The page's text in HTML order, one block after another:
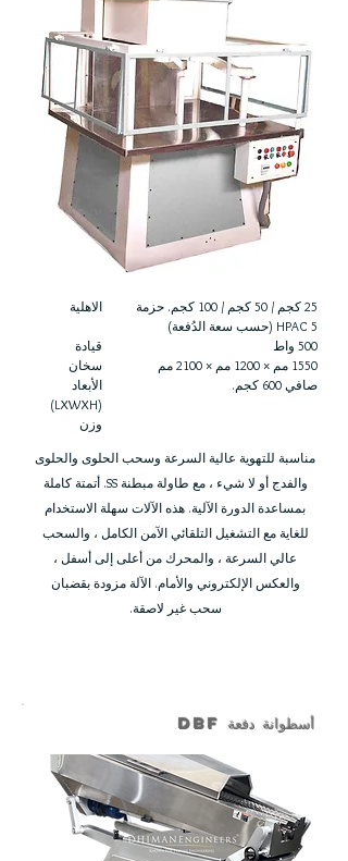
الاهلية
قيادة
سخان
الأبعاد
(LXWXH)
وزن
25 كجم / 50 كجم / 100 كجم. حزمة
5 HPAC (حسب سعة الدُفعة)
500 واط
1550 مم × 1200 مم × 2100 مم
صافي 600 كجم.
مناسبة للتهوية عالية السرعة وسحب الحلوى والحلوى
والفدج أو لا شيء ، مع طاولة مبطنة SS. أتمتة كاملة
بمساعدة الدورة الآلية. هذه الآلات سهلة الاستخدام
للغاية مع التشغيل التلقائي الآمن الكامل ، والسحب
عالي السرعة ، والمحرك من أعلى إلى أسفل ،
والعكس الإلكتروني والأمام. الآلة مزودة بقضبان
سحب غير لاصقة.
أسطوانة دفعة DBF